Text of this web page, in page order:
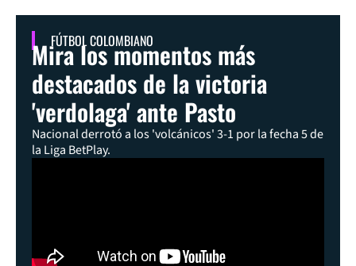
FÚTBOL COLOMBIANO
Mira los momentos más
destacados de la victoria
'verdolaga' ante Pasto
Nacional derrotó a los 'volcánicos' 3-1 por la fecha 5 de
la Liga BetPlay.